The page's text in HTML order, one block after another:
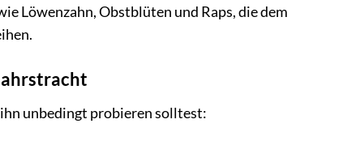
Löwenzahn, Obstblüten und Raps, die dem
unbedingt probieren solltest: